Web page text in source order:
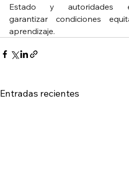
Estado y autoridades
garantizar condiciones
aprendizaje.
Entradas recientes